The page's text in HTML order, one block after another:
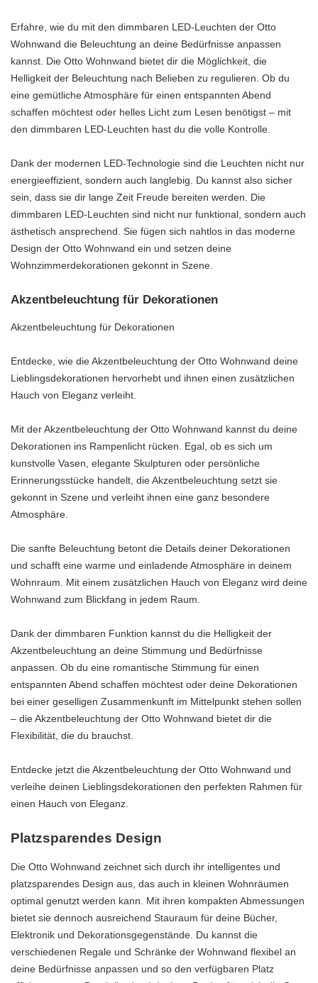
Erfahre, wie du mit den dimmbaren LED-Leuchten der Otto
Wohnwand die Beleuchtung an deine Bedürfnisse anpassen
kannst. Die Otto Wohnwand bietet dir die Möglichkeit, die
Helligkeit der Beleuchtung nach Belieben zu regulieren. Ob du
eine gemütliche Atmosphäre für einen entspannten Abend
schaffen möchtest oder helles Licht zum Lesen benötigst – mit
den dimmbaren LED-Leuchten hast du die volle Kontrolle.
Dank der modernen LED-Technologie sind die Leuchten nicht nur
energieeffizient, sondern auch langlebig. Du kannst also sicher
sein, dass sie dir lange Zeit Freude bereiten werden. Die
dimmbaren LED-Leuchten sind nicht nur funktional, sondern auch
ästhetisch ansprechend. Sie fügen sich nahtlos in das moderne
Design der Otto Wohnwand ein und setzen deine
Wohnzimmerdekorationen gekonnt in Szene.
Akzentbeleuchtung für Dekorationen
Akzentbeleuchtung für Dekorationen
Entdecke, wie die Akzentbeleuchtung der Otto Wohnwand deine
Lieblingsdekorationen hervorhebt und ihnen einen zusätzlichen
Hauch von Eleganz verleiht.
Mit der Akzentbeleuchtung der Otto Wohnwand kannst du deine
Dekorationen ins Rampenlicht rücken. Egal, ob es sich um
kunstvolle Vasen, elegante Skulpturen oder persönliche
Erinnerungsstücke handelt, die Akzentbeleuchtung setzt sie
gekonnt in Szene und verleiht ihnen eine ganz besondere
Atmosphäre.
Die sanfte Beleuchtung betont die Details deiner Dekorationen
und schafft eine warme und einladende Atmosphäre in deinem
Wohnraum. Mit einem zusätzlichen Hauch von Eleganz wird deine
Wohnwand zum Blickfang in jedem Raum.
Dank der dimmbaren Funktion kannst du die Helligkeit der
Akzentbeleuchtung an deine Stimmung und Bedürfnisse
anpassen. Ob du eine romantische Stimmung für einen
entspannten Abend schaffen möchtest oder deine Dekorationen
bei einer geselligen Zusammenkunft im Mittelpunkt stehen sollen
– die Akzentbeleuchtung der Otto Wohnwand bietet dir die
Flexibilität, die du brauchst.
Entdecke jetzt die Akzentbeleuchtung der Otto Wohnwand und
verleihe deinen Lieblingsdekorationen den perfekten Rahmen für
einen Hauch von Eleganz.
Platzsparendes Design
Die Otto Wohnwand zeichnet sich durch ihr intelligentes und
platzsparendes Design aus, das auch in kleinen Wohnräumen
optimal genutzt werden kann. Mit ihren kompakten Abmessungen
bietet sie dennoch ausreichend Stauraum für deine Bücher,
Elektronik und Dekorationsgegenstände. Du kannst die
verschiedenen Regale und Schränke der Wohnwand flexibel an
deine Bedürfnisse anpassen und so den verfügbaren Platz